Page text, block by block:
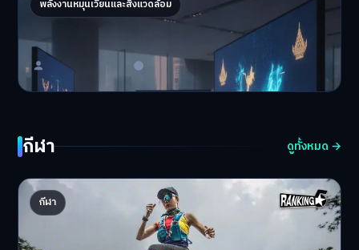
พลังงานหมุนเวียนและสิ่งแวดล้อม
NFT ศิลปะไทย: คลื่นลูกใหม่บนเวทีอาร์ตโลก
2026
ปลดล็อกศักยภาพศิลปะไทย…
Master Bussiness 15 มิถุนายน 2026
กีฬา ดูทั้งหมด →
กีฬา
5 อันดับอุปกรณ์วิ่งเทรล สำหรับนักวิ่งมือใหม่ Trail
running
สำหรับใครที่อยากเข้าเป…